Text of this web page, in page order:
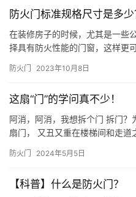
防火门标准规格尺寸是多
在装修房子的时候，尤其是一些
择具有防火性能的门窗，这样更
解。呼和浩特装修网带来了2020
规定的时间内能同时满足耐火隔
分…
防火门 2023年10月8日
这扇“门”的学问真不少！
阿消，阿消，我想拆个门 拆门
扇门， 又丑又重在楼梯间和走道
火门是指在一定时间内能满足耐
性的防火分隔物。 防火门除具
防火门 2024年5月5日
【科普】什么是防火门？